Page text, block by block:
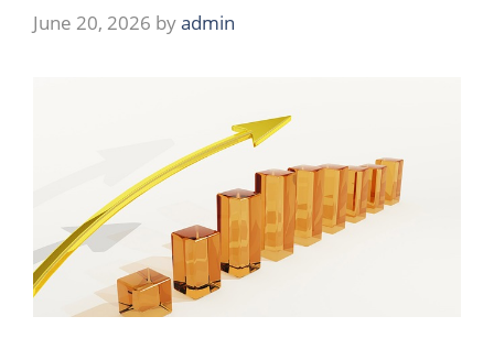
June 20, 2026 byadmin